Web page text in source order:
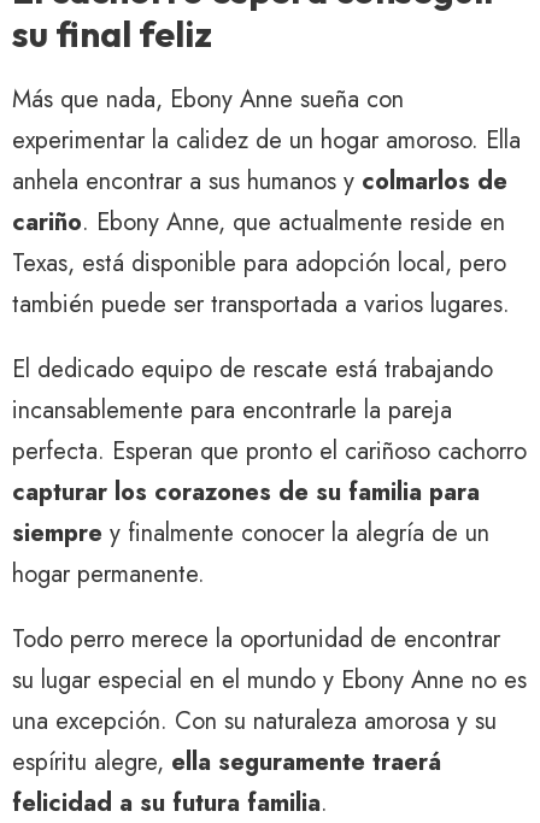
su final feliz
Más que nada, Ebony Anne sueña con
experimentar la calidez de un hogar amoroso. Ella
anhela encontrar a sus humanos y colmarlos de
cariño. Ebony Anne, que actualmente reside en
Texas, está disponible para adopción local, pero
también puede ser transportada a varios lugares.
El dedicado equipo de rescate está trabajando
incansablemente para encontrarle la pareja
perfecta. Esperan que pronto el cariñoso cachorro
capturar los corazones de su familia para
siempre y finalmente conocer la alegría de un
hogar permanente.
Todo perro merece la oportunidad de encontrar
su lugar especial en el mundo y Ebony Anne no es
una excepción. Con su naturaleza amorosa y su
espíritu alegre, ella seguramente traerá
felicidad a su futura familia.